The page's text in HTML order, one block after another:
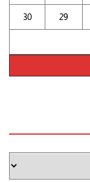
29
30